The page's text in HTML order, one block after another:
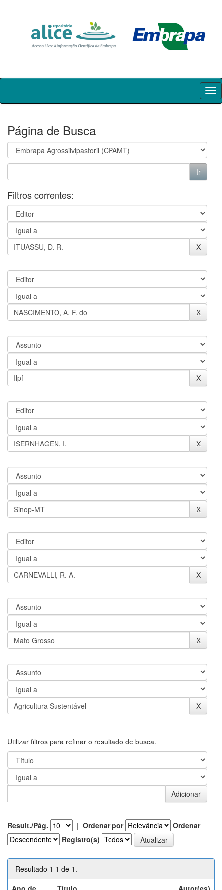
Skip
Página de Busca
Filtros correntes:
Utilizar filtros para refinar o resultado de busca.
Result./Pág. | Ordenar por
Ordenar
Registro(s)
Resultado 1-1 de 1.
Ano de
Título Autor(es)